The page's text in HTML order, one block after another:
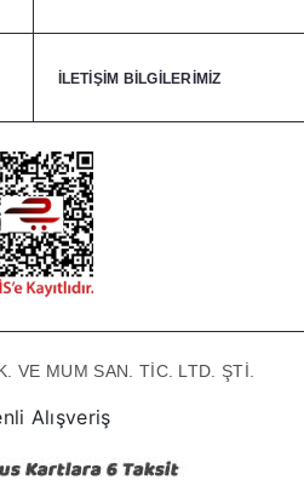
İLETİŞİM BİLGİLERİMİZ
VE MUM SAN. TİC. LTD. ŞTİ.
Alışveriş